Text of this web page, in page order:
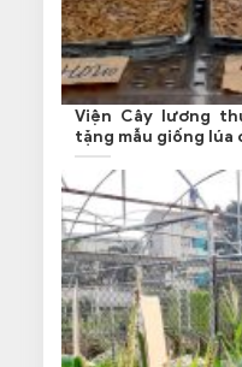
Viện Cây lương
tặng mẫu giống lúa